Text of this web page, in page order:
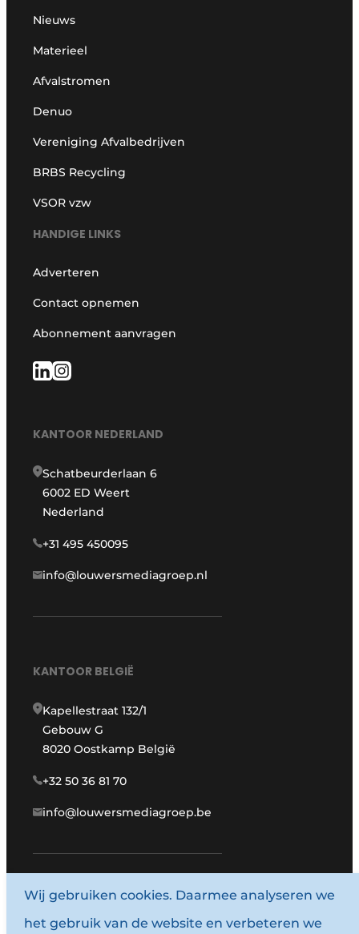
Nieuws
Materieel
Afvalstromen
Denuo
Vereniging Afvalbedrijven
BRBS Recycling
VSOR vzw
HANDIGE LINKS
Adverteren
Contact opnemen
Abonnement aanvragen
KANTOOR NEDERLAND
Schatbeurderlaan 6
6002 ED Weert
Nederland
+31 495 450095
info@louwersmediagroep.nl
KANTOOR BELGIË
Kapellestraat 132/1
Gebouw G
8020 Oostkamp België
+32 50 36 81 70
info@louwersmediagroep.be
www.louwersmediagroep.com
© 1987 - 2026 Louwersmediagroep.
Wij gebruiken cookies. Daarmee analyseren we
het gebruik van de website en verbeteren we